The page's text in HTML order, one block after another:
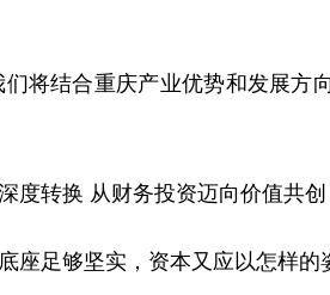
们将结合重庆产业优势和发展方
度转换 从财务投资迈向价值共创
座足够坚实，资本又应以怎样的